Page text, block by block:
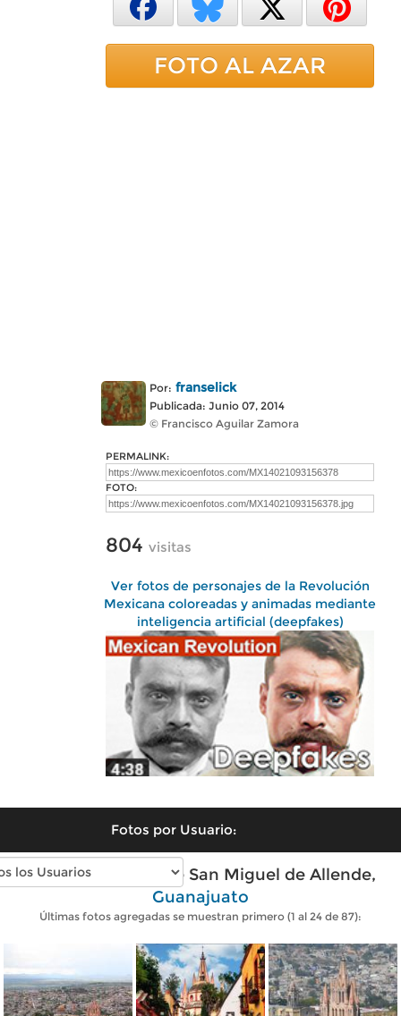
FOTO AL AZAR
Por: franselick
Publicada: Junio 07, 2014
© Francisco Aguilar Zamora
PERMALINK:
FOTO:
804 visitas
Ver fotos de personajes de la Revolución
Mexicana coloreadas y animadas mediante
inteligencia artificial (deepfakes)
Fotos por Usuario:
Fotos modernas de San Miguel de Allende,
Guanajuato
Últimas fotos agregadas se muestran primero (1 al 24 de 87):